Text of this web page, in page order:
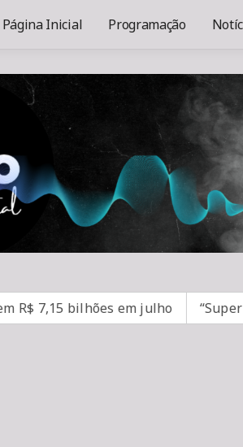
Página Inicial Programação
7,15 bilhões em julho “Super El